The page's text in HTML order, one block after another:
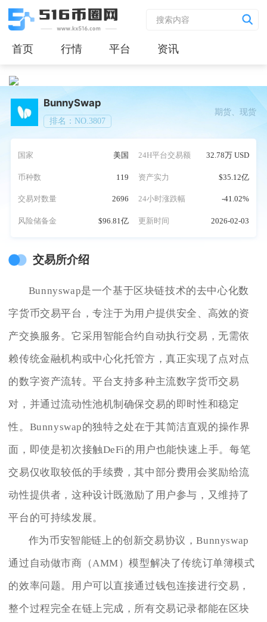
首页 行情 平台 资讯
BunnySwap
排名：NO.3807
期货、现货
国家 美国 24H平台交易额 32.78万 USD
币种数 119 资产实力 $35.12亿
交易对数量 2696 24小时涨跌幅 -41.02%
风险储备金 $96.81亿 更新时间 2026-02-03
交易所介绍
Bunnyswap是一个基于区块链技术的去中心化数
字货币交易平台，专注于为用户提供安全、高效的资
产交换服务。它采用智能合约自动执行交易，无需依
赖传统金融机构或中心化托管方，真正实现了点对点
的数字资产流转。平台支持多种主流数字货币交易
对，并通过流动性池机制确保交易的即时性和稳定
性。Bunnyswap的独特之处在于其简洁直观的操作界
面，即使是初次接触DeFi的用户也能快速上手。每笔
交易仅收取较低的手续费，其中部分费用会奖励给流
动性提供者，这种设计既激励了用户参与，又维持了
平台的可持续发展。
作为币安智能链上的创新交易协议，Bunnyswap
通过自动做市商（AMM）模型解决了传统订单簿模式
的效率问题。用户可以直接通过钱包连接进行交易，
整个过程完全在链上完成，所有交易记录都能在区块